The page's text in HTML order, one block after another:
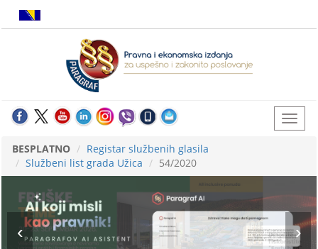
BESPLATNO
Registar službenih glasila
Službeni list grada Užica
54/2020